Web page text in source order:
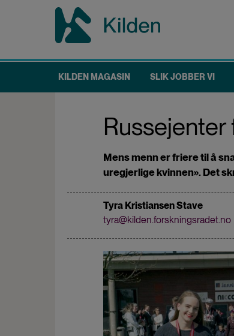
Main
navigation
KILDEN MAGASIN SLIK JOBBER VI
Russejenter
Mens menn er friere til å
uregjerlige kvinnen». Det
Tyra Kristiansen Stave
tyra@kilden.forskningsradet.no